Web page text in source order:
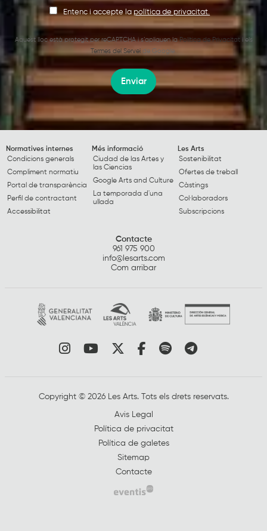
Entenc i accepte lapolítica de privacitat.
Aquest lloc està protegit per reCAPTCHA i s’apliquen laPolítica de Privacitati els
Termes del Servei de Google.
Enviar
Normatives internes
Condicions generals
Compliment normatiu
Portal de transparència
Perfil de contractant
Accessibilitat
Més informació
Ciudad de las Artes y
las Ciencias
Google Arts and Culture
La temporada d'una
ullada
Les Arts
Sostenibilitat
Ofertes de treball
Càstings
Col·laboradors
Subscripcions
Contacte
961 975 900
info@lesarts.com
Com arribar
Link a instagram
Link a youtube
Link a twitter
Link a facebook
Link a spotify
Link a
Copyright © 2026 Les Arts. Tots els drets reservats.
Avis Legal
Política de privacitat
Política de galetes
Sitemap
Contacte